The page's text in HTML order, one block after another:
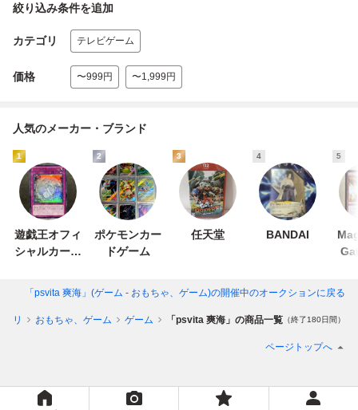
絞り込み条件を追加
カテゴリ テレビゲーム
価格 〜999円 〜1,999円
人気のメーカー・ブランド
1
遊戯王オフィ
シャルカード
2
ポケモンカー
ドゲーム
3
任天堂
4
BANDAI
5
「psvita 爽海」(ゲーム - おもちゃ、ゲーム)の開催中のオークションに戻る
リ おもちゃ、ゲーム ゲーム 「psvita 爽海」の商品一覧 （終了180日間）
ページトップへ